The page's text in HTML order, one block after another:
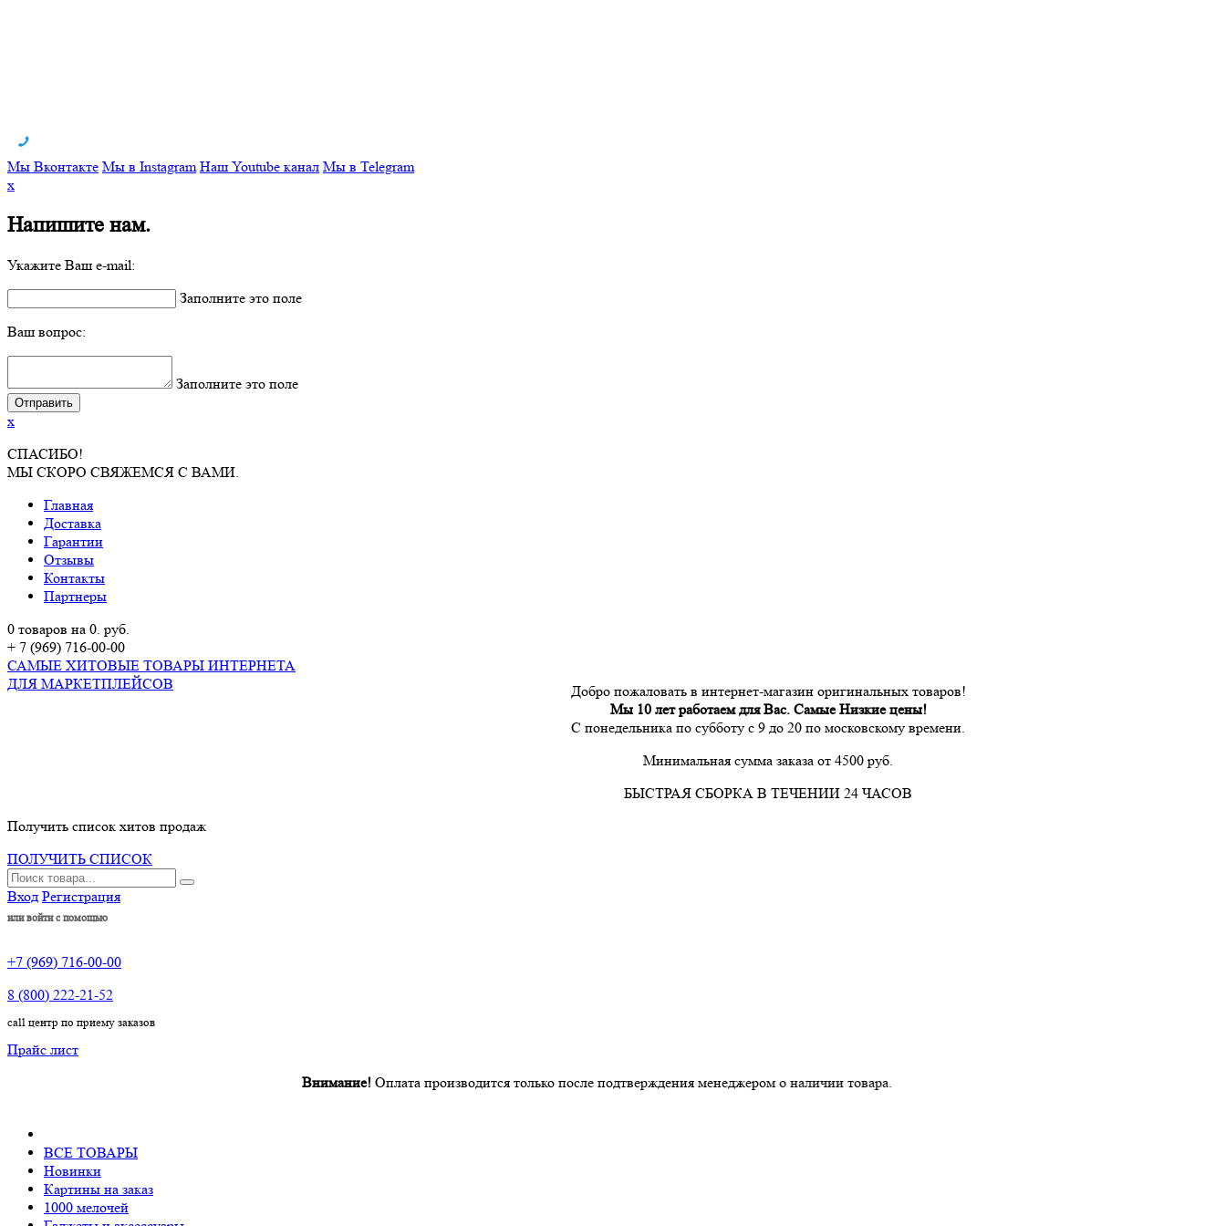
Мы Вконтакте Мы в Instagram Наш Youtube канал Мы в Telegram
x
Напишите нам.
Укажите Ваш e-mail:
Заполните это поле
Ваш вопрос:
Заполните это поле
x
СПАСИБО!
МЫ СКОРО СВЯЖЕМСЯ С ВАМИ.
Главная
Доставка
Гарантии
Отзывы
Контакты
Партнеры
0 товаров на 0. руб.
+ 7 (969) 716-00-00
САМЫЕ ХИТОВЫЕ ТОВАРЫ ИНТЕРНЕТА
ДЛЯ МАРКЕТПЛЕЙСОВ
Добро пожаловать в интернет-магазин оригинальных товаров!
Мы 10 лет работаем для Вас. Самые Низкие цены!
С понедельника по субботу с 9 до 20 по московскому времени.
Минимальная сумма заказа от 4500 руб.
БЫСТРАЯ СБОРКА В ТЕЧЕНИИ 24 ЧАСОВ
Получить список хитов продаж
ПОЛУЧИТЬ СПИСОК
Вход Регистрация
или войти с помощью
+7 (969) 716-00-00
8 (800) 222-21-52
call центр по приему заказов
Прайс лист
Внимание!Оплата производится только после подтверждения менеджером о наличии товара.
ВСЕ ТОВАРЫ
Новинки
Картины на заказ
1000 мелочей